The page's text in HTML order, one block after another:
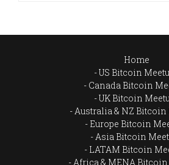
Home
US Bitcoin
Canada Bitcoin
UK Bitcoin
Australia & NZ Bitcoin
Europe Bitcoin
Asia Bitcoin
LATAM Bitcoin
Africa & MENA Bitcoin